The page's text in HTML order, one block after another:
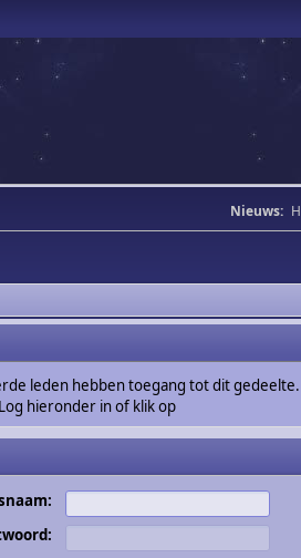
Nieuws:
leden hebben toegang tot dit gedeelte.
Log hieronder in of klik op